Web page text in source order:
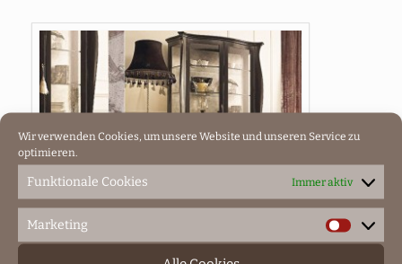
Wir verwenden Cookies, um unsere Website und unseren Service zu
optimieren.
Funktionale Cookies Immer aktiv
Marketing
Vitrine Liberty